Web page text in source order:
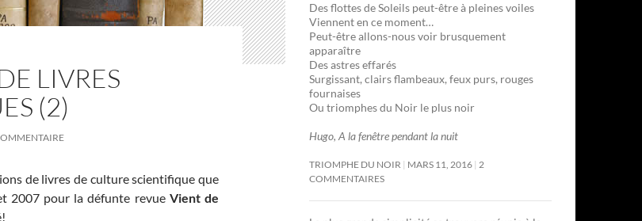
LIVRES
(2)
de livres de culture scientifique que
2007 pour la défunte revue Vient de
Des flottes de Soleils peut-être à pleines voiles
Viennent en ce moment…
Peut-être allons-nous voir brusquement
apparaître
Des astres effarés
Surgissant, clairs flambeaux, feux purs, rouges
fournaises
Ou triomphes du Noir le plus noir
Hugo, A la fenêtre pendant la nuit
TRIOMPHE DU NOIR MARS 11, 2016 2
COMMENTAIRES